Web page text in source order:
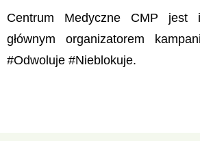
Centrum Medyczne CMP jest
głównym organizatorem
#Odwoluje #Nieblokuje.